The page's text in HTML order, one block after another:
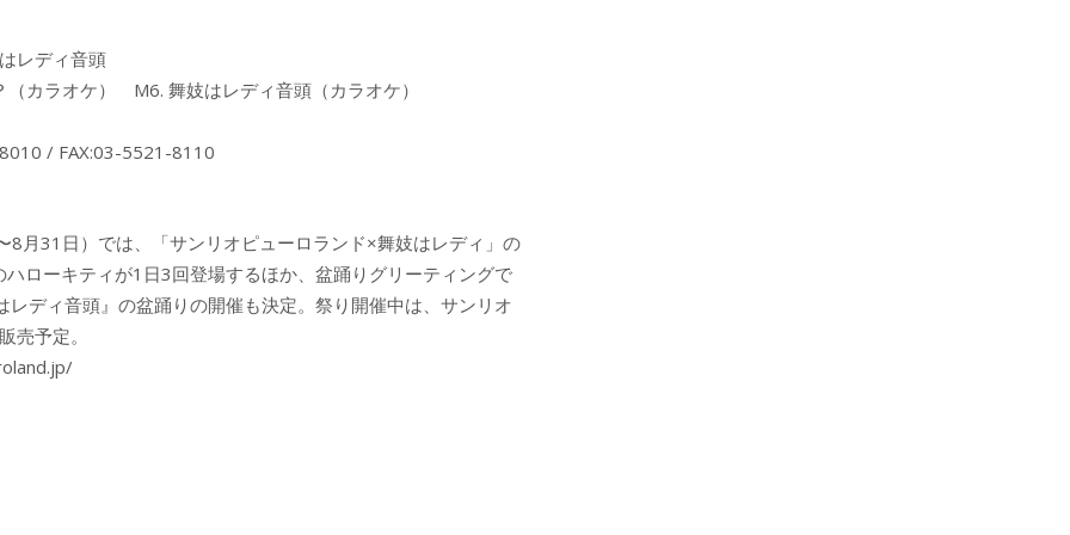
レディ音頭
ラオケ） M6. 舞妓はレディ音頭（カラオケ）
/ FAX:03-5521-8110
月31日）では、「サンリオピューロランド×舞妓はレディ」の
ローキティが1日3回登場するほか、盆踊りグリーティングで
ディ音頭』の盆踊りの開催も決定。祭り開催中は、サンリオ
売予定。